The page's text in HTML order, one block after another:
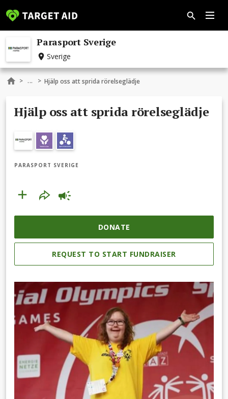
Parasport Sverige
Sverige
> ... > Hjälp oss att sprida rörelseglädje
Hjälp oss att sprida rörelseglädje
PARASPORT SVERIGE
DONATE
REQUEST TO START FUNDRAISER